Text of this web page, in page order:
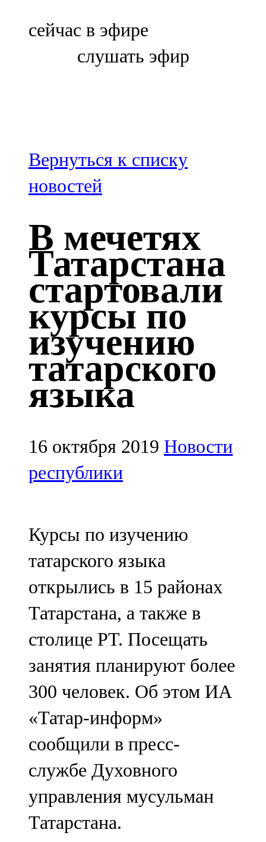
Болгар
100,3 FM
Зәй
106,6 FM
Кадыбаш
105,2 FM
Казан
91,5 FM
Кайбыч
106,1 FM
Кама тамагы
71,51 FM
Кукмара
107,9 FM
Лениногорский
Мамадыш
106,2 FM
Минзәлә
107,3 FM
Мөслим
100,0 FM
Нурлат
104,7 FM
Олы Әтнә
71,42 FM
Сарман
107,8 FM
сейчас в эфире
слушать эфир
Вернуться к списку
новостей
В мечетях
Татарстана
стартовали
курсы по
изучению
татарского
языка
16 октября 2019 Новости
республики
Курсы по изучению
татарского языка
открылись в 15 районах
Татарстана, а также в
столице РТ. Посещать
занятия планируют более
300 человек. Об этом ИА
«Татар-информ»
сообщили в пресс-
службе Духовного
управления мусульман
Татарстана.